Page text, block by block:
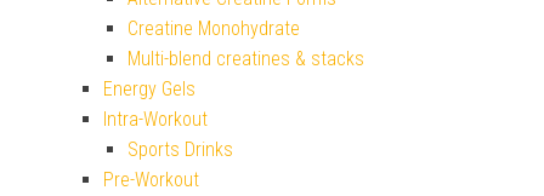
Creatine Monohydrate
Multi-blend creatines & stacks
Energy Gels
Intra-Workout
Sports Drinks
Pre-Workout